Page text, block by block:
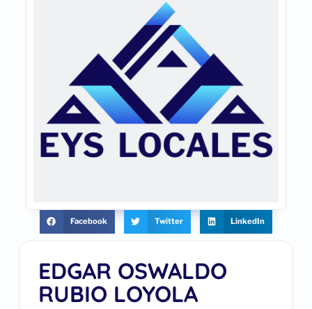
EDGAR OSWALDO
RUBIO LOYOLA
Facebook Twitter LinkedIn